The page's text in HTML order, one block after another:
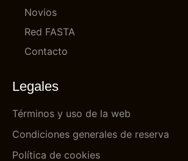
Novios
Red FASTA
Contacto
Legales
Términos y uso de la web
Condiciones generales de reserva
Política de cookies